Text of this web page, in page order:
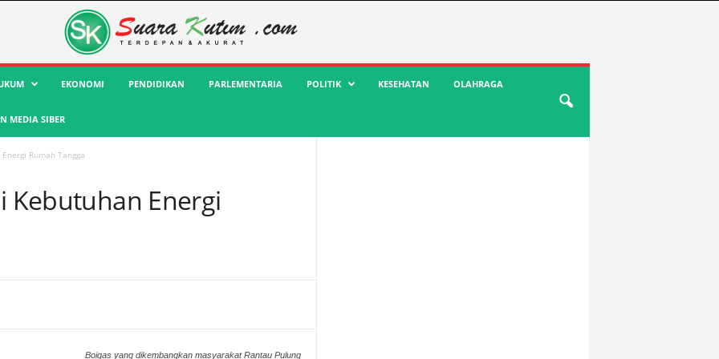
EKONOMI PENDIDIKAN PARLEMENTARIA POLITIK KESEHATAN OLAHRAGA
MEDIA SIBER
Rumah Tangga
Kebutuhan Energi
Boigas yang dikembangkan masyarakat Rantau Pulung